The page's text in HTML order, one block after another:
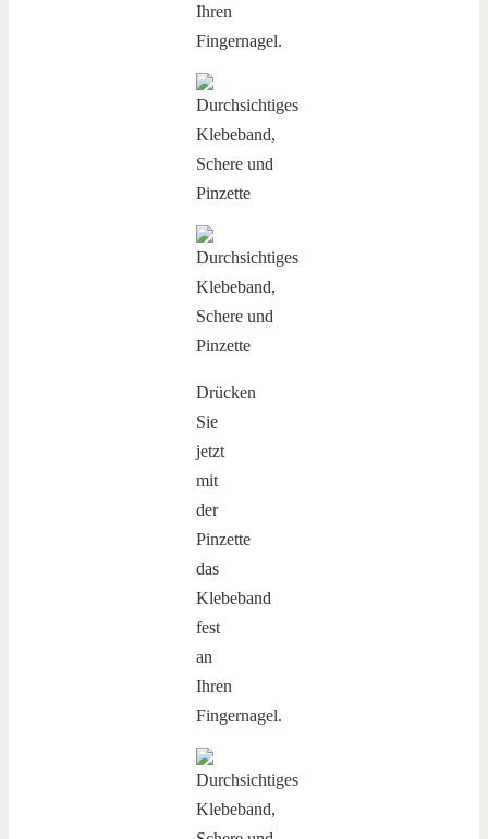
Ihren
Fingernagel.
Drücken
Sie
jetzt
mit
der
Pinzette
das
Klebeband
fest
an
Ihren
Fingernagel.